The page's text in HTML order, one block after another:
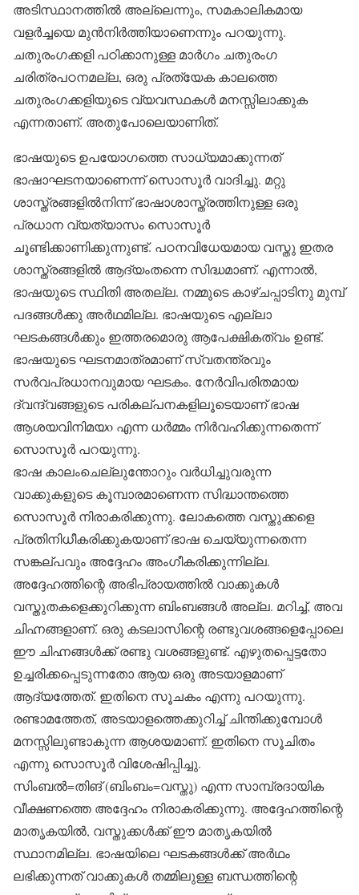
അടിസ്ഥാനത്തില്‍ അല്ലെന്നും, സമകാലികമായ
വളര്‍ച്ചയെ മുന്‍നിര്‍ത്തിയാണെന്നും പറയുന്നു.
ചതുരംഗക്കളി പഠിക്കാനുള്ള മാര്‍ഗം ചതുരംഗ
ചരിത്രപഠനമല്ല, ഒരു പ്രത്യേക കാലത്തെ
ചതുരംഗക്കളിയുടെ വ്യവസ്ഥകള്‍ മനസ്സിലാക്കുക
എന്നതാണ്. അതുപോലെയാണിത്.
ഭാഷയുടെ ഉപയോഗത്തെ സാധ്യമാക്കുന്നത്
ഭാഷാഘടനയാണെന്ന് സൊസൂര്‍ വാദിച്ചു. മറ്റു
ശാസ്ത്രങ്ങളില്‍നിന്ന് ഭാഷാശാസ്ത്രത്തിനുള്ള ഒരു
പ്രധാന വ്യത്യാസം സൊസൂര്‍
ചൂണ്ടിക്കാണിക്കുന്നുണ്ട്. പഠനവിധേയമായ വസ്തു ഇതര
ശാസ്ത്രങ്ങളില്‍ ആദ്യംതന്നെ സിദ്ധമാണ്. എന്നാല്‍,
ഭാഷയുടെ സ്ഥിതി അതല്ല. നമ്മുടെ കാഴ്ചപ്പാടിനു മുമ്പ്
പദങ്ങള്‍ക്കു അര്‍ഥമില്ല. ഭാഷയുടെ എല്ലാ
ഘടകങ്ങള്‍ക്കും ഇത്തരമൊരു ആപേക്ഷികത്വം ഉണ്ട്.
ഭാഷയുടെ ഘടനമാത്രമാണ് സ്വതന്ത്രവും
സര്‍വപ്രധാനവുമായ ഘടകം. നേര്‍വിപരിതമായ
ദ്വന്ദ്വങ്ങളുടെ പരികല്പനകളിലൂടെയാണ് ഭാഷ
ആശയവിനിമയo എന്ന ധര്‍മ്മം നിര്‍വഹിക്കുന്നതെന്ന്
സൊസൂര്‍ പറയുന്നു.
ഭാഷ കാലംചെല്ലുന്തോറും വര്‍ധിച്ചുവരുന്ന
വാക്കുകളുടെ കൂമ്പാരമാണെന്ന സിദ്ധാന്തത്തെ
സൊസൂര്‍ നിരാകരിക്കുന്നു. ലോകത്തെ വസ്തുക്കളെ
പ്രതിനിധീകരിക്കുകയാണ് ഭാഷ ചെയ്യുന്നതെന്ന
സങ്കല്പവും അദ്ദേഹം അംഗീകരിക്കുന്നില്ല.
അദ്ദേഹത്തിന്റെ അഭിപ്രായത്തില്‍ വാക്കുകള്‍
വസ്തുതകളെക്കുറിക്കുന്ന ബിംബങ്ങള്‍ അല്ല. മറിച്ച്, അവ
ചിഹ്നങ്ങളാണ്. ഒരു കടലാസിന്റെ രണ്ടുവശങ്ങളെപ്പോലെ
ഈ ചിഹ്നങ്ങള്‍ക്ക് രണ്ടു വശങ്ങളുണ്ട്. എഴുതപ്പെട്ടതോ
ഉച്ചരിക്കപ്പെടുന്നതോ ആയ ഒരു അടയാളമാണ്
ആദ്യത്തേത്. ഇതിനെ സൂചകം എന്നു പറയുന്നു.
രണ്ടാമത്തേത്, അടയാളത്തെക്കുറിച്ച് ചിന്തിക്കുമ്പോള്‍
മനസ്സിലുണ്ടാകുന്ന ആശയമാണ്. ഇതിനെ സൂചിതം
എന്നു സൊസൂര്‍ വിശേഷിപ്പിച്ചു.
സിംബല്‍=തിങ് (ബിംബം=വസ്തു) എന്ന സാമ്പ്രദായിക
വീക്ഷണത്തെ അദ്ദേഹം നിരാകരിക്കുന്നു. അദ്ദേഹത്തിന്റെ
മാതൃകയില്‍, വസ്തുക്കള്‍ക്ക് ഈ മാതൃകയില്‍
സ്ഥാനമില്ല. ഭാഷയിലെ ഘടകങ്ങള്‍ക്ക് അര്‍ഥം
ലഭിക്കുന്നത് വാക്കുകള്‍ തമ്മിലുള്ള ബന്ധത്തിന്റെ